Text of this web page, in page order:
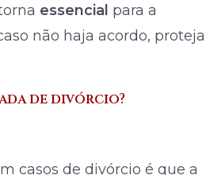
essencial para a
não haja acordo, proteja
de divórcio?
casos de divórcio é que a